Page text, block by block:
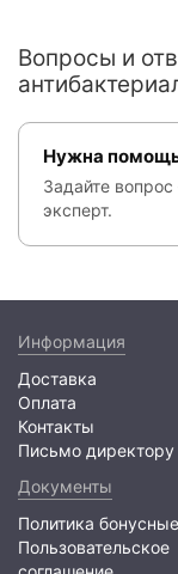
Вопросы и
Нужна
Задайте
эксперт.
Информация
Доставка
Оплата
Контакты
Письмо директору
Документы
Политика
Пользовательское